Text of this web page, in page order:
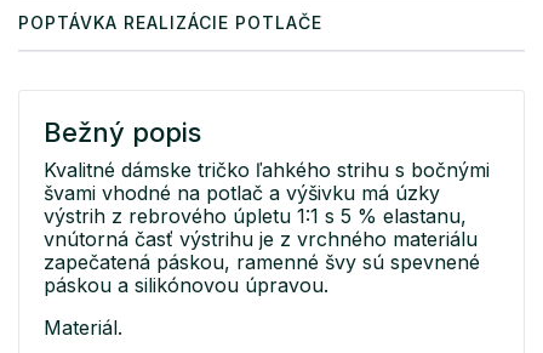
POPTÁVKA REALIZÁCIE POTLAČE
Bežný popis
Kvalitné dámske tričko ľahkého strihu s bočnými
švami vhodné na potlač a výšivku má úzky
výstrih z rebrového úpletu 1:1 s 5 % elastanu,
vnútorná časť výstrihu je z vrchného materiálu
zapečatená páskou, ramenné švy sú spevnené
páskou a silikónovou úpravou.
Materiál.